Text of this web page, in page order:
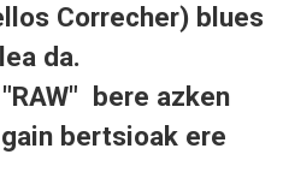
Correcher) blues
da.
bere azken
bertsioak ere